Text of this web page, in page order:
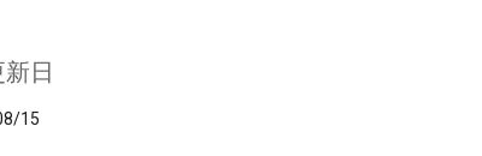
日
15